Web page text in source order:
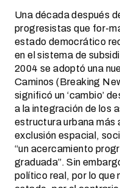
Una década después
progresistas que for-
estado democrático
en el sistema de
2004 se adoptó una
Caminos (Breaking
significó un ‘cambio’
a la integración de los
estructura urbana más
exclusión espacial,
“un acercamiento
graduada”. Sin
político real, por lo que